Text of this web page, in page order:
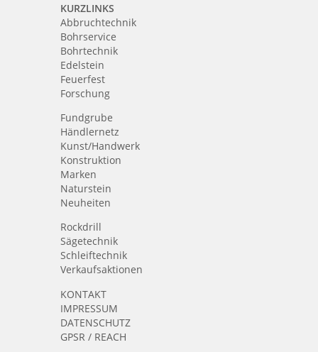
KURZLINKS
Abbruchtechnik
Bohrservice
Bohrtechnik
Edelstein
Feuerfest
Forschung
Fundgrube
Händlernetz
Kunst/Handwerk
Konstruktion
Marken
Naturstein
Neuheiten
Rockdrill
Sägetechnik
Schleiftechnik
Verkaufsaktionen
KONTAKT
IMPRESSUM
DATENSCHUTZ
GPSR / REACH